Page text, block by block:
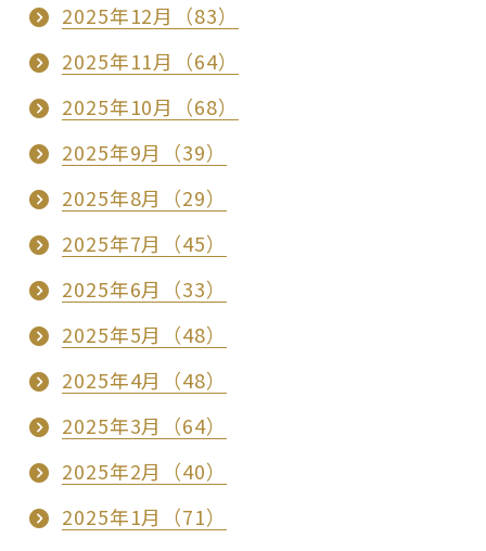
2025年12月（83）
2025年11月（64）
2025年10月（68）
2025年9月（39）
2025年8月（29）
2025年7月（45）
2025年6月（33）
2025年5月（48）
2025年4月（48）
2025年3月（64）
2025年2月（40）
2025年1月（71）